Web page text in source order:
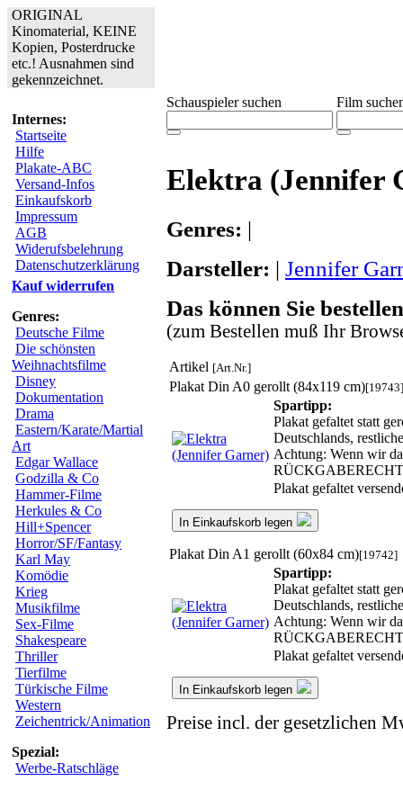
ORIGINAL
Kinomaterial, KEINE
Kopien, Posterdrucke
etc.! Ausnahmen sind
gekennzeichnet.
Internes:
Startseite
Hilfe
Plakate-ABC
Versand-Infos
Einkaufskorb
Impressum
AGB
Widerufsbelehrung
Datenschutzerklärung
Kauf widerrufen
Genres:
Deutsche Filme
Die schönsten
Weihnachtsfilme
Disney
Dokumentation
Drama
Eastern/Karate/Martial
Art
Edgar Wallace
Godzilla & Co
Hammer-Filme
Herkules & Co
Hill+Spencer
Horror/SF/Fantasy
Karl May
Komödie
Krieg
Musikfilme
Sex-Filme
Shakespeare
Thriller
Tierfilme
Türkische Filme
Western
Zeichentrick/Animation
Spezial:
Werbe-Ratschläge
Schauspieler suchen Film
Elektra (Jennifer
Genres: |
Darsteller: | Jennifer
Das können Sie
(zum Bestellen muß Ihr
Artikel [Art.Nr.]
Plakat Din A0 gerollt (84x119 cm)[19743]
Spartipp:
Plakat gefaltet statt
Deutschlands,
Achtung: Wenn wir
Plakat gefaltet
In Einkaufskorb legen
Plakat Din A1 gerollt (60x84 cm)[19742]
Spartipp:
Plakat gefaltet statt
Deutschlands,
Achtung: Wenn wir
Plakat gefaltet
In Einkaufskorb legen
Preise incl. der gesetzlichen